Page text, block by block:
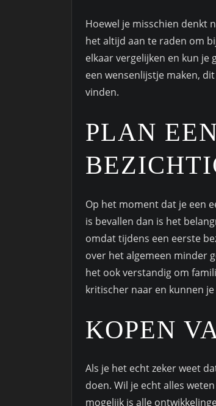
Hoewel je misschien denkt
het altijd aan te raden om
elkaar vergelijken en kun je
een wensenlijstje maken,
vinden.
PLAN
Op het moment dat je een
is bevallen dan is het
omdat tijdens een eerste
over het algemeen minder
het ook verstandig om
kritischer naar en kunnen
KOPEN
Als je het echt zeker weet
doen. Wil je echt alles
mogelijk is alle